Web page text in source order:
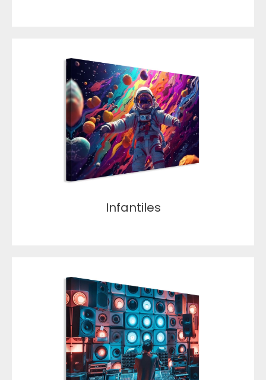
Infantiles